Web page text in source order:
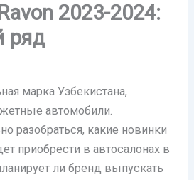
2023-2024:
ряд
марка Узбекистана,
автомобили.
разобраться, какие новинки
приобрести в автосалонах в
ли бренд выпускать